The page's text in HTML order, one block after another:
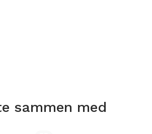
sammen med